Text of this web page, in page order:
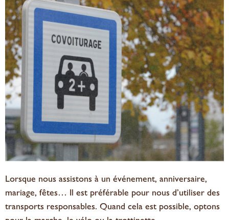
Lorsque nous assistons à un événement, anniversaire,
mariage, fêtes… Il est préférable pour nous d’utiliser des
transports responsables. Quand cela est possible, optons